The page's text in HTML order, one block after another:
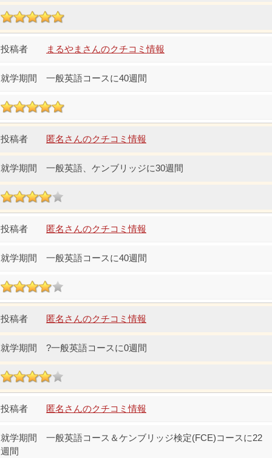
まるやまさんのクチコミ情報
一般英語コースに40週間
匿名さんのクチコミ情報
一般英語、ケンブリッジに30週間
匿名さんのクチコミ情報
一般英語コースに40週間
匿名さんのクチコミ情報
?一般英語コースに0週間
匿名さんのクチコミ情報
一般英語コース＆ケンブリッジ検定(FCE)コースに22
週間